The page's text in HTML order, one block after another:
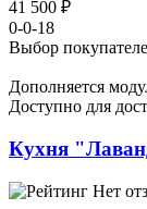
41 500 ₽
0-0-18
Выбор
Дополняется
Доступно для
Кухня
Нет